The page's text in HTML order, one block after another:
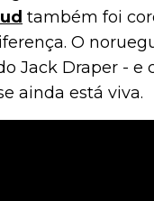
também foi
O
Jack Draper -
ainda está viva.